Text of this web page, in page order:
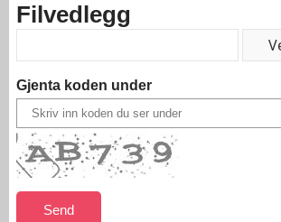
Filvedlegg
Gjenta koden under